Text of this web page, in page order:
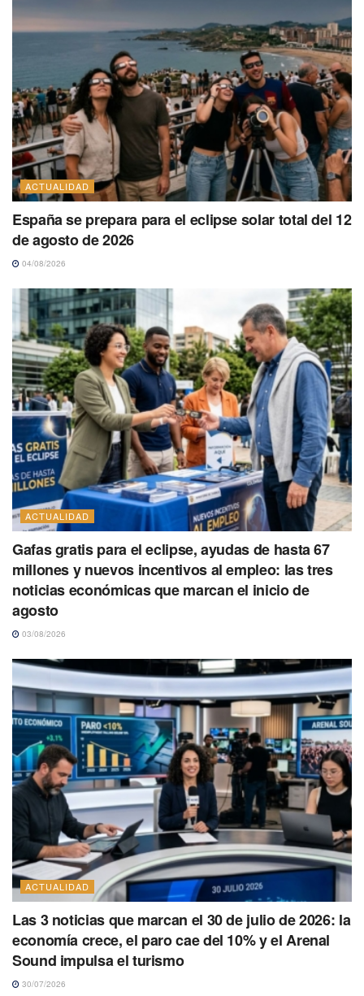
ACTUALIDAD
España se prepara para el eclipse solar total del 12
de agosto de 2026
04/08/2026
ACTUALIDAD
Gafas gratis para el eclipse, ayudas de hasta 67
millones y nuevos incentivos al empleo: las tres
noticias económicas que marcan el inicio de
agosto
03/08/2026
ACTUALIDAD
Las 3 noticias que marcan el 30 de julio de 2026: la
economía crece, el paro cae del 10% y el Arenal
Sound impulsa el turismo
30/07/2026